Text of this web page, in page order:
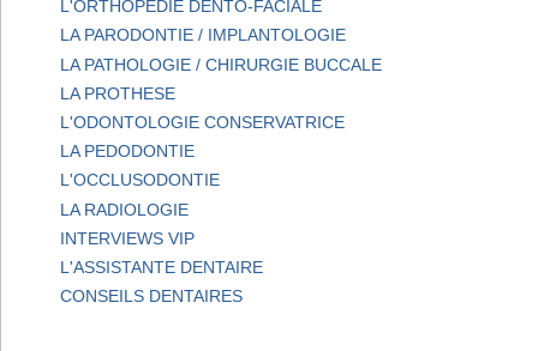
L'ORTHOPEDIE DENTO-FACIALE
LA PARODONTIE / IMPLANTOLOGIE
LA PATHOLOGIE / CHIRURGIE BUCCALE
LA PROTHESE
L'ODONTOLOGIE CONSERVATRICE
LA PEDODONTIE
L'OCCLUSODONTIE
LA RADIOLOGIE
INTERVIEWS VIP
L'ASSISTANTE DENTAIRE
CONSEILS DENTAIRES